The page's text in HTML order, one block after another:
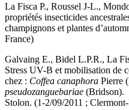
La Fisca P., Roussel J-L.,
propriétés insecticides
champignons et plantes
France)
Galvaing E., Bidel L.P.R., La
Stress UV-B et mobilisation de
chez : Coffea canaphora Pierre
pseudozanguebariae (Bridson).
Stolon. (1-2/09/2011 ;